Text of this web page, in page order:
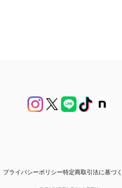
プライバシーポリシー特定商取引法に基づ